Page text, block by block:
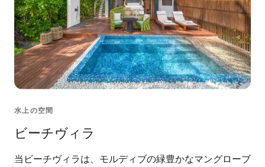
水上の空間
ビーチヴィラ
当ビーチヴィラは、モルディブの緑豊かなマングローブ